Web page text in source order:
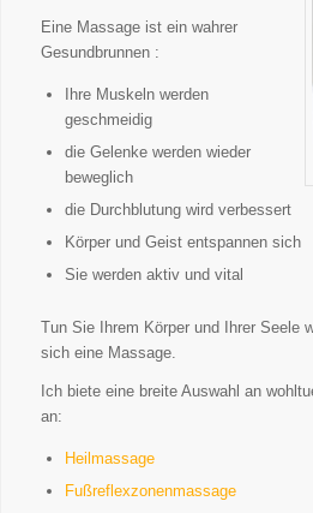
Eine Massage ist ein wahrer
Gesundbrunnen :
Ihre Muskeln werden
geschmeidig
die Gelenke werden wieder
beweglich
die Durchblutung wird verbessert
Körper und Geist entspannen sich
Sie werden aktiv und vital
Tun Sie Ihrem Körper und Ihrer Seele
sich eine Massage.
Ich biete eine breite Auswahl an
an:
Heilmassage
Fußreflexzonenmassage